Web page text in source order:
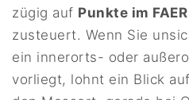
zügig auf Punkte im FAER
zusteuert. Wenn Sie
ein innerorts- oder
vorliegt, lohnt ein Blick